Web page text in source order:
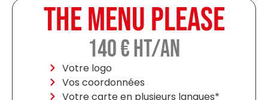
The menu please
140 € ht/an
Votre logo
Vos coordonnées
Votre carte en plusieurs langues*